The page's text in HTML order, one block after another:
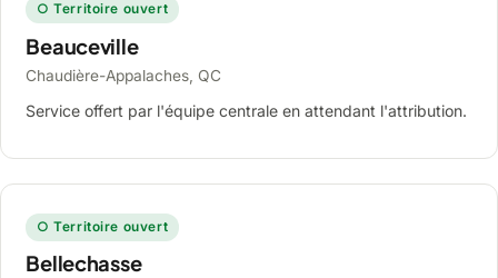
○ Territoire ouvert
Beauceville
Chaudière-Appalaches, QC
Service offert par l'équipe centrale en attendant l'attribution.
○ Territoire ouvert
Bellechasse